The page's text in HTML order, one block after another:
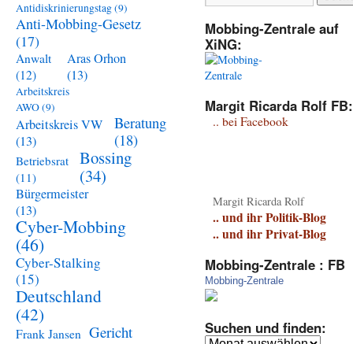
Antidiskrinierungstag(9)
Anti-Mobbing-Gesetz
(17)
Anwalt
(12)
Aras Orhon
(13)
Arbeitskreis
AWO(9)
Arbeitskreis VW
(13)
Beratung
(18)
Betriebsrat
(11)
Bossing
(34)
Bürgermeister
(13)
Cyber-Mobbing
(46)
Cyber-Stalking
(15)
Deutschland
(42)
Frank Jansen Gericht
Mobbing-Zentrale auf
XiNG:
Margit Ricarda Rolf FB:
.. bei Facebook
Margit Ricarda Rolf
.. und ihr Politik-Blog
.. und ihr Privat-Blog
Mobbing-Zentrale : FB
Mobbing-Zentrale
Suchen und finden: